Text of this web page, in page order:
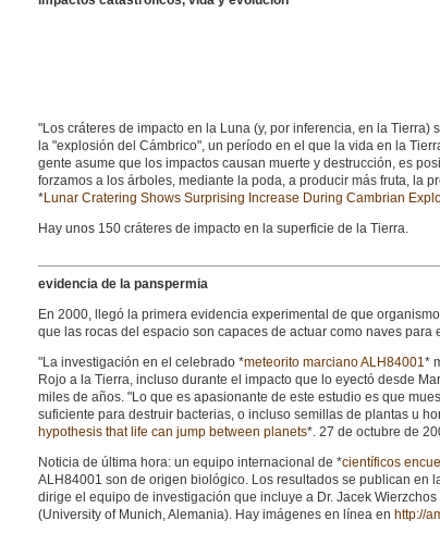
"Los cráteres de impacto en la Luna (y, por inferencia, en la
la "explosión del Cámbrico", un período en el que la vida en la
gente asume que los impactos causan muerte y destrucción, es
forzamos a los árboles, mediante la poda, a producir más fruta, la
*Lunar Cratering Shows Surprising Increase During Cambrian
Hay unos 150 cráteres de impacto en la superficie de la Tierra.
evidencia de la panspermia
En 2000, llegó la primera evidencia experimental de que
que las rocas del espacio son capaces de actuar como naves
"La investigación en el celebrado *meteorito marciano ALH84001*
Rojo a la Tierra, incluso durante el impacto que lo eyectó desde
miles de años. "Lo que es apasionante de este estudio es que
suficiente para destruir bacterias, o incluso semillas de plantas u
hypothesis that life can jump between planets*. 27 de octubre de
Noticia de última hora: un equipo internacional de *científicos
ALH84001 son de origen biológico. Los resultados se publican en
dirige el equipo de investigación que incluye a Dr. Jacek
(University of Munich, Alemania). Hay imágenes en línea en http://